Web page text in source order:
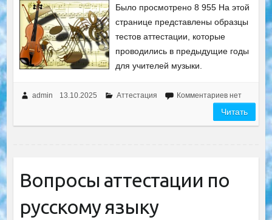
Было просмотрено 8 955 На этой
странице представлены образцы
тестов аттестации, которые
проводились в предыдущие годы
для учителей музыки.
admin 13.10.2025 Аттестация Комментариев нет
Читать
Вопросы аттестации по
русскому языку